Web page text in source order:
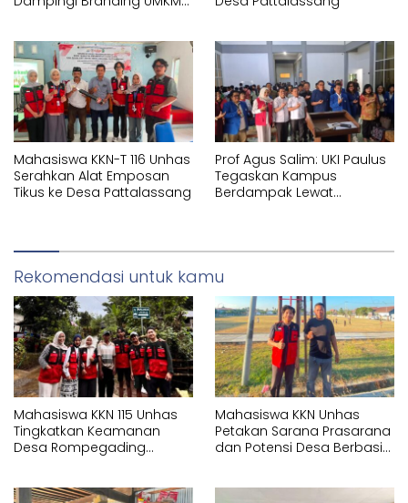
Mahasiswa KKN-T 116 Unhas
Serahkan Alat Emposan
Tikus ke Desa Pattalassang
Prof Agus Salim: UKI Paulus
Tegaskan Kampus
Berdampak Lewat
Rekomendasi untuk kamu
Mahasiswa KKN 115 Unhas
Tingkatkan Keamanan
Desa Rompegading
Jalan
Mahasiswa KKN Unhas
Petakan Sarana Prasarana
dan Potensi Desa Berbasis